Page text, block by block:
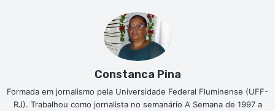
Constanca Pina
Formada em jornalismo pela Universidade Federal Fluminense (UFF-
RJ). Trabalhou como jornalista no semanário A Semana de 1997 a